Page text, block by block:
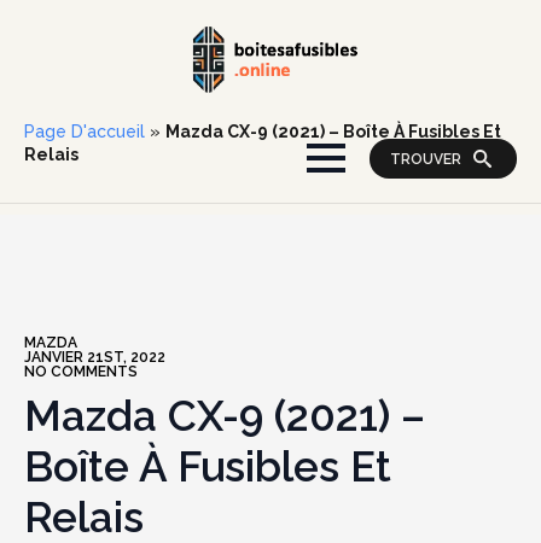
TROUVER
Page D'accueil » Mazda CX-9 (2021) – Boîte À Fusibles Et
Relais
MAZDA
JANVIER 21ST, 2022
NO COMMENTS
Mazda CX-9 (2021) –
Boîte À Fusibles Et
Relais